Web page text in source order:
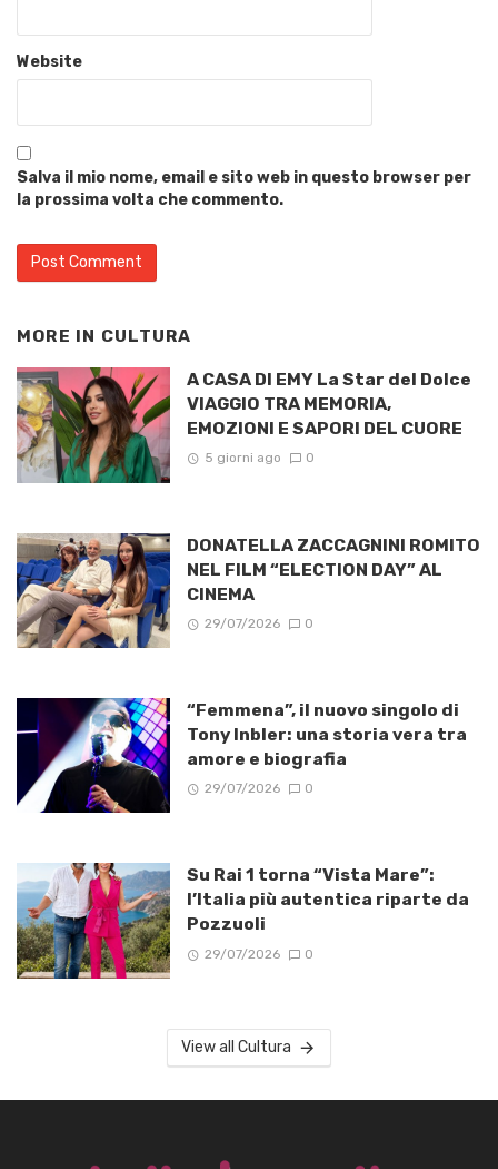
Website
Salva il mio nome, email e sito web in questo browser per
la prossima volta che commento.
MORE IN CULTURA
A CASA DI EMY La Star del Dolce
VIAGGIO TRA MEMORIA,
EMOZIONI E SAPORI DEL CUORE
5 giorni ago 0
DONATELLA ZACCAGNINI ROMITO
NEL FILM “ELECTION DAY” AL
CINEMA
29/07/2026 0
“Femmena”, il nuovo singolo di
Tony Inbler: una storia vera tra
amore e biografia
29/07/2026 0
Su Rai 1 torna “Vista Mare”:
l’Italia più autentica riparte da
Pozzuoli
29/07/2026 0
View all Cultura